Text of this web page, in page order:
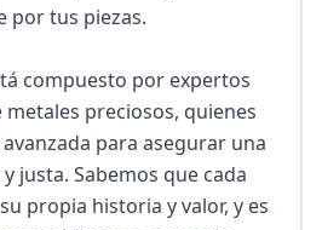
por tus piezas.
compuesto por expertos
preciosos, quienes
para asegurar una
justa. Sabemos que cada
propia historia y valor, y es